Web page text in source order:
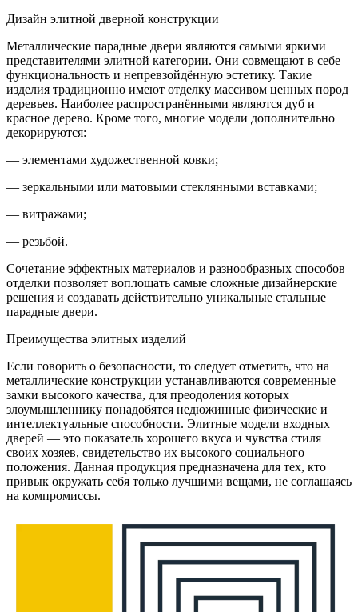
Дизайн элитной дверной конструкции
Металлические парадные двери являются самыми яркими
представителями элитной категории. Они совмещают в себе
функциональность и непревзойдённую эстетику. Такие
изделия традиционно имеют отделку массивом ценных пород
деревьев. Наиболее распространёнными являются дуб и
красное дерево. Кроме того, многие модели дополнительно
декорируются:
— элементами художественной ковки;
— зеркальными или матовыми стеклянными вставками;
— витражами;
— резьбой.
Сочетание эффектных материалов и разнообразных способов
отделки позволяет воплощать самые сложные дизайнерские
решения и создавать действительно уникальные стальные
парадные двери.
Преимущества элитных изделий
Если говорить о безопасности, то следует отметить, что на
металлические конструкции устанавливаются современные
замки высокого качества, для преодоления которых
злоумышленнику понадобятся недюжинные физические и
интеллектуальные способности. Элитные модели входных
дверей — это показатель хорошего вкуса и чувства стиля
своих хозяев, свидетельство их высокого социального
положения. Данная продукция предназначена для тех, кто
привык окружать себя только лучшими вещами, не соглашаясь
на компромиссы.